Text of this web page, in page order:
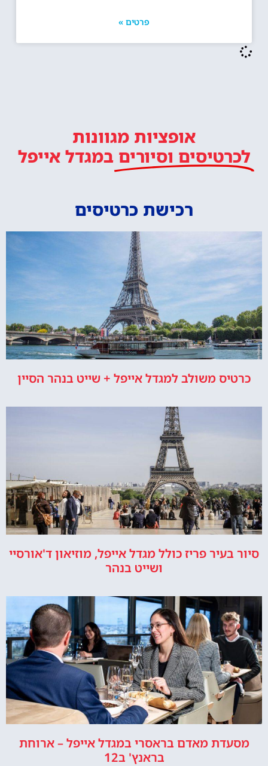
פרטים »
אופציות מגוונות
לכרטיסים וסיורים במגדל אייפל
רכישת כרטיסים
כרטיס משולב למגדל אייפל + שייט בנהר הסיין
סיור בעיר פריז כולל מגדל אייפל, מוזיאון ד'אורסיי
ושייט בנהר
מסעדת מאדם בראסרי במגדל אייפל – ארוחת
בראנץ' ב12